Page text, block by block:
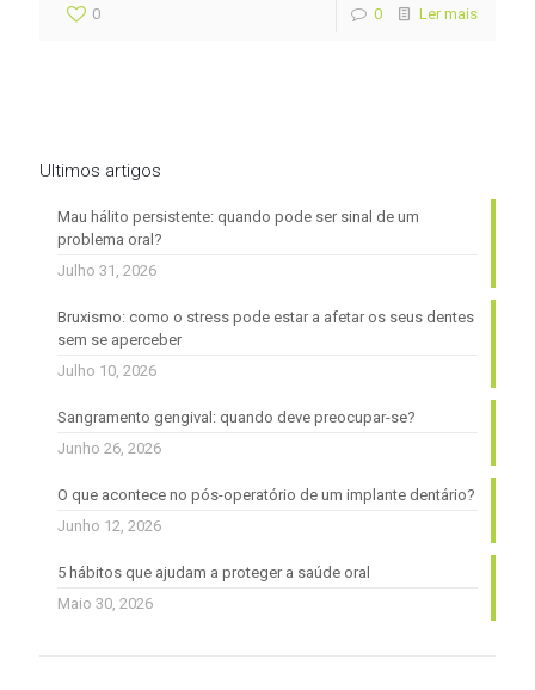
0 0 Ler mais
Ultimos artigos
Mau hálito persistente: quando pode ser sinal de um
problema oral?
Julho 31, 2026
Bruxismo: como o stress pode estar a afetar os seus dentes
sem se aperceber
Julho 10, 2026
Sangramento gengival: quando deve preocupar-se?
Junho 26, 2026
O que acontece no pós-operatório de um implante dentário?
Junho 12, 2026
5 hábitos que ajudam a proteger a saúde oral
Maio 30, 2026